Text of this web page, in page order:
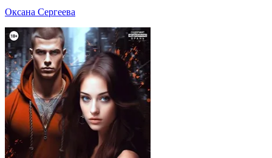
Оксана Сергеева